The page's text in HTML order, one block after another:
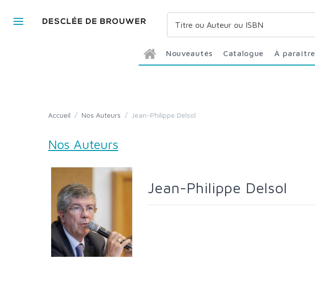
Nouveautés Catalogue À paraître
Accueil / Nos Auteurs / Jean-Philippe Delsol
Nos Auteurs
Jean-Philippe Delsol